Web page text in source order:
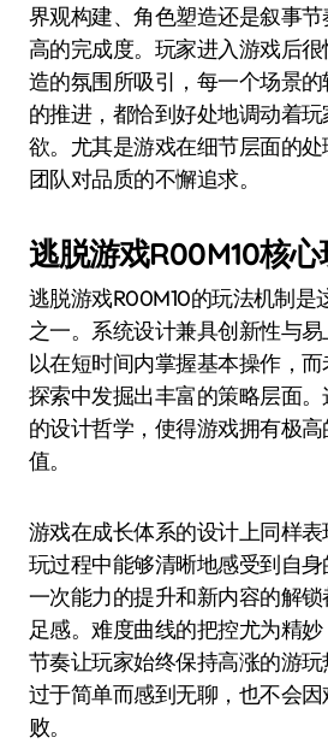
界观构建、角色塑造还是叙事
高的完成度。玩家进入游戏后
造的氛围所吸引，每一个场景
的推进，都恰到好处地调动着
欲。尤其是游戏在细节层面的
团队对品质的不懈追求。
逃脱游戏R00M10核
逃脱游戏R00M10的玩法机制是
之一。系统设计兼具创新性与
以在短时间内掌握基本操作，
探索中发掘出丰富的策略层面
的设计哲学，使得游戏拥有极
值。
游戏在成长体系的设计上同样
玩过程中能够清晰地感受到自
一次能力的提升和新内容的解
足感。难度曲线的把控尤为精
节奏让玩家始终保持高涨的游
过于简单而感到无聊，也不会
败。